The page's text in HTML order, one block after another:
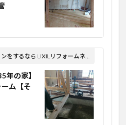
ら LIXILリフォームネット Optima Reform！
年の家】
ム【そ